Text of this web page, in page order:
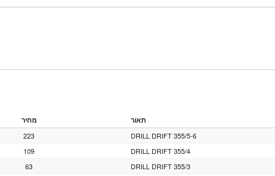
תאור מחיר
DRILL DRIFT 355/5-6
223
DRILL DRIFT 355/4
109
DRILL DRIFT 355/3
63